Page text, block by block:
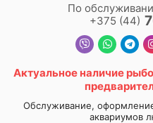
По
+375 (44)
Актуальное наличие
Обслуживание,
аквариумов